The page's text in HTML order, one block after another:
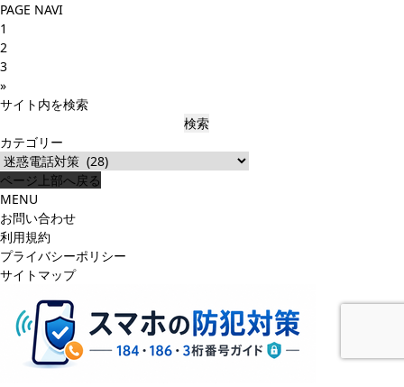
PAGE NAVI
1
2
3
»
サイト内を検索
索:
カテゴリー
カ
テ
ゴ
リ
ー
ページ上部へ戻る
MENU
お問い合わせ
利用規約
プライバシーポリシー
サイトマップ